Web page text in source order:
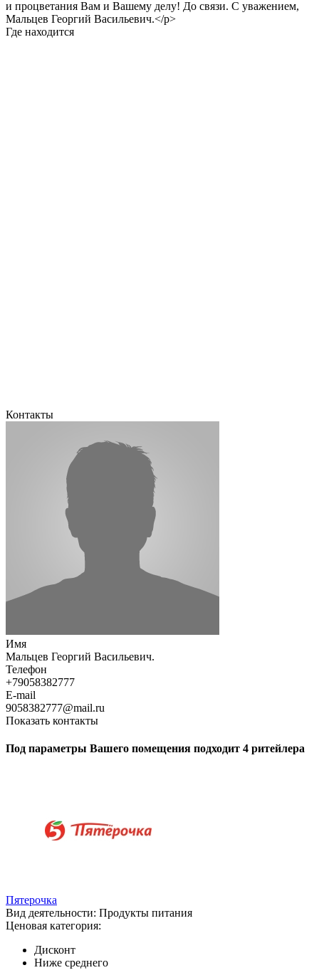
и процветания Вам и Вашему делу! До связи. С уважением,
Мальцев Георгий Васильевич.</p>
Где находится
Контакты
Имя
Мальцев Георгий Васильевич.
Телефон
+79058382777
E-mail
9058382777@mail.ru
Показать контакты
Под параметры Вашего помещения подходит 4 ритейлера
Пятерочка
Вид деятельности: Продукты питания
Ценовая категория:
Дисконт
Ниже среднего